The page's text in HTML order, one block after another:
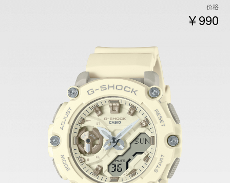
价格
￥990